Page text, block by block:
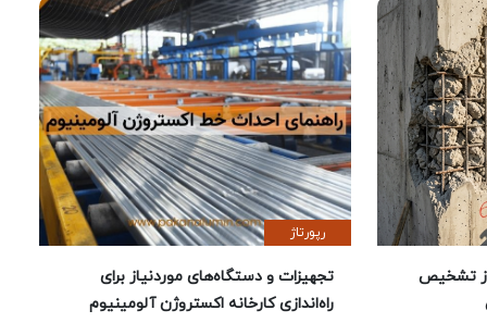
تشخیص
رپورتاژ
تجهیزات و دستگاه‌های موردنیاز برای
راه‌اندازی کارخانه اکستروژن آلومینیوم